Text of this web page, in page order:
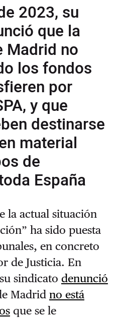
2023, su
que la
Madrid no
los fondos
por
y que
destinarse
material
de
España
la actual situación
ha sido puesta
en concreto
de Justicia. En
sindicato denunció
Madrid no está
que se le